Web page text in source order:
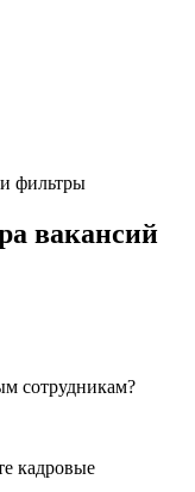
фильтры
вакансий
сотрудникам?
кадровые